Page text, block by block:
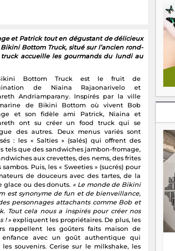
et Patrick tout en dégustant de délicieux
Bottom Truck, situé sur l’ancien rond-
accueille les gourmands du lundi au
Bottom Truck est le fruit de
de Niaina Rajaonarivelo et
Andriamparany. Inspirés par la ville
de Bikini Bottom où vivent Bob
et son fidèle ami Patrick, Niaina et
ont su créer un food truck qui se
des autres. Deux menus variés sont
: les « Salties » (salés) qui offrent des
tels que des sandwiches jambon-fromage,
aux crevettes, des nems, des frites
sambos. Puis, les « Sweeties » (sucrés) pour
de douceurs avec des tartes, de la
glace ou des donuts. « Le monde de Bikini
est synonyme de fun et de bienveillance,
personnages attachants comme Bob et
Tout cela nous a inspirés pour créer nos
! »expliquent les propriétaires. De plus, les
rappellent les goûters faits maison de
enfance avec un goût authentique qui
les souvenirs. Cerise sur le milkshake, les